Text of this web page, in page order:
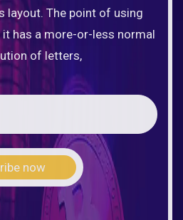
layout. The point of using
has a more-or-less normal
of letters,
now